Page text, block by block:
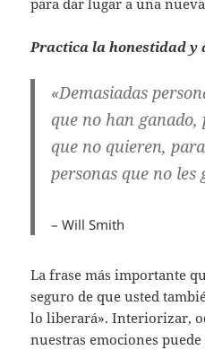
para dar lugar a una
Practica la honestidad y
«Demasiadas
que no han
que no quieren,
personas que no les
– Will Smith
La frase más importante
seguro de que usted
lo liberará». Interiorizar,
nuestras emociones